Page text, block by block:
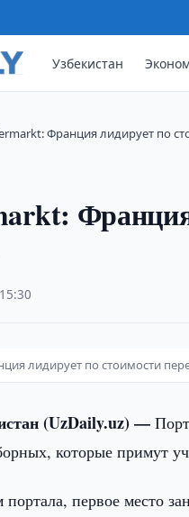
Узбекистан
Франция лидирует по
15:30
лидирует по стоимости
(UzDaily.uz) —
которые примут
первое место